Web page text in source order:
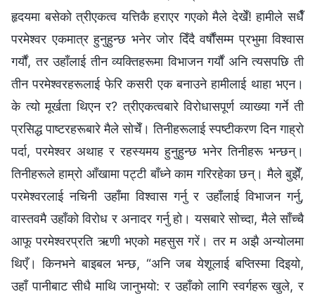
हृदयमा बसेको त्रीएकत्व यत्तिकै हराएर गएको मैले देखेँ! हामीले सधैँ
परमेश्‍वर एकमात्र हुनुहुन्छ भनेर जोर दिँदै वर्षौंसम्म प्रभुमा विश्‍वास
गर्यौं, तर उहाँलाई तीन व्यक्तिहरूमा विभाजन गर्यौं अनि त्यसपछि ती
तीन परमेश्‍वरहरूलाई फेरि कसरी एक बनाउने हामीलाई थाहा भएन।
के त्यो मूर्खता थिएन र? त्रीएकत्वबारे विरोधासपूर्ण व्याख्या गर्ने ती
प्रसिद्ध पाष्टरहरूबारे मैले सोचेँ। तिनीहरूलाई स्पष्टीकरण दिन गाह्रो
पर्दा, परमेश्‍वर अथाह र रहस्यमय हुनुहुन्छ भनेर तिनीहरू भन्छन्।
तिनीहरूले हाम्रो आँखामा पट्टी बाँध्ने काम गरिरहेका छन्। मैले बुझेँ,
परमेश्‍वरलाई नचिनी उहाँमा विश्‍वास गर्नु र उहाँलाई विभाजन गर्नु,
वास्तवमै उहाँको विरोध र अनादर गर्नु हो। यसबारे सोच्दा, मैले साँच्चै
आफू परमेश्‍वरप्रति ऋणी भएको महसुस गरें। तर म अझै अन्योलमा
थिएँ। किनभने बाइबल भन्छ, “अनि जब येशूलाई बप्तिस्मा दिइयो,
उहाँ पानीबाट सीधै माथि जानुभयो: र उहाँको लागि स्वर्गहरू खुले, र